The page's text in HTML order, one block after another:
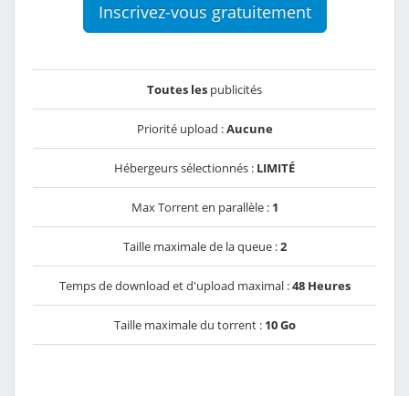
Inscrivez-vous gratuitement
Toutes les publicités
Priorité upload :Aucune
Hébergeurs sélectionnés : LIMITÉ
Max Torrent en parallèle : 1
Taille maximale de la queue :2
Temps de download et d'upload maximal :48 Heures
Taille maximale du torrent : 10 Go